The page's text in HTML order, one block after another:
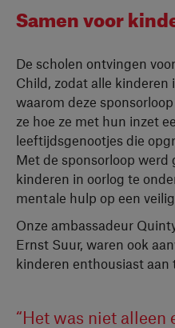
Samen voor
De scholen ontvingen
Child, zodat alle kinderen
waarom deze
ze hoe ze met hun inzet
leeftijdsgenootjes die
Met de sponsorloop werd
kinderen in oorlog te
mentale hulp op een
Onze ambassadeur
Ernst Suur, waren ook
kinderen enthousiast aan
“Het was niet alleen